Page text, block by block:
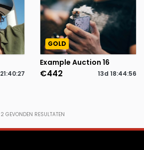
21:40:27
GOLD
Example Auction 16
€442 13d 18:44:56
2 GEVONDEN RESULTATEN